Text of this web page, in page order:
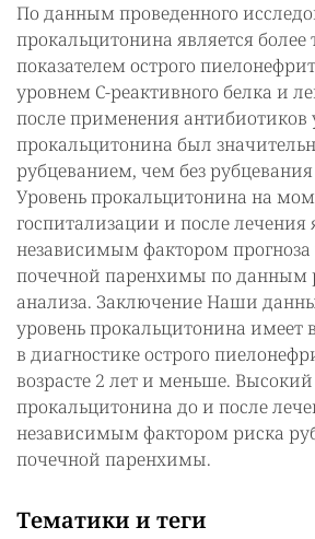
По данным проведенного
прокальцитонина является
показателем острого
уровнем С-реактивного белка и
после применения антибиотиков
прокальцитонина был
рубцеванием, чем без рубцевания
Уровень прокальцитонина на
госпитализации и после лечения
независимым фактором прогноза
почечной паренхимы по данным
анализа. Заключение Наши
уровень прокальцитонина имеет
в диагностике острого
возрасте 2 лет и меньше.
прокальцитонина до и после
независимым фактором риска
почечной паренхимы.
Тематики и теги